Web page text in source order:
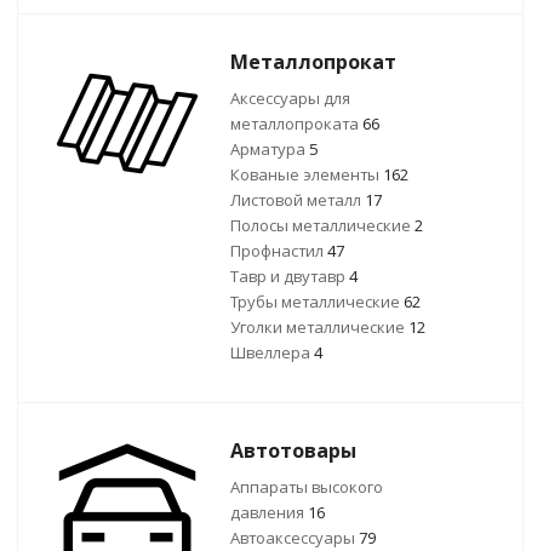
Металлопрокат
Аксессуары для
металлопроката 66
Арматура 5
Кованые элементы 162
Листовой металл 17
Полосы металлические 2
Профнастил 47
Тавр и двутавр 4
Трубы металлические 62
Уголки металлические 12
Швеллера 4
Автотовары
Аппараты высокого
давления 16
Автоаксессуары 79